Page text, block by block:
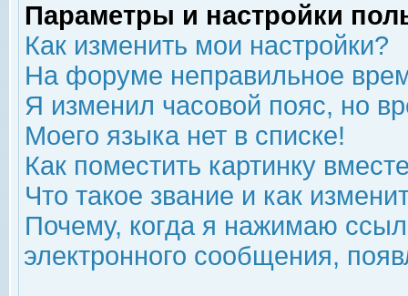
Параметры и настройки
Как изменить мои настройки?
На форуме неправильное
Я изменил часовой пояс, но
Моего языка нет в списке!
Как поместить картинку
Что такое звание и как
Почему, когда я нажимаю
электронного сообщения,